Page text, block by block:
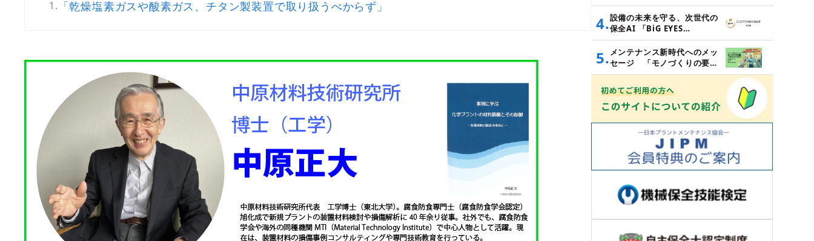
「乾燥塩素ガスや酸素ガス、チタン製装置で取り扱うべからず」
4.設備の未来を守る、次世代の
保全AI 「BiG EYES
MM」 （2025年度TPM
優秀商品賞 実効賞受賞）
5.メンテナンス新時代へのメッ
セージ 「モノづくりの要
～設備管理・保全と価値創造
～」